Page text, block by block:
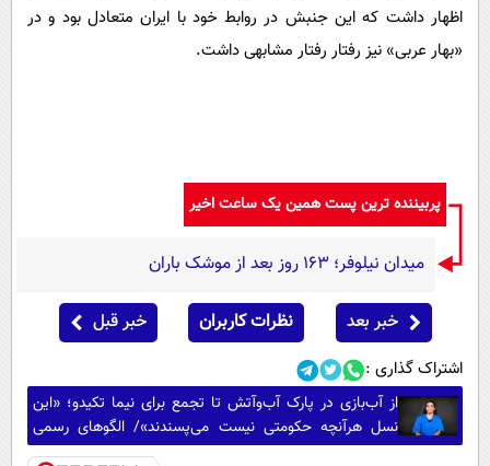
اظهار داشت که این جنبش در روابط خود با ایران متعادل بود و در
«بهار عربی» نیز رفتار رفتار مشابهی داشت.
پربیننده ترین پست همین یک ساعت اخیر
میدان نیلوفر؛ ۱۶۳ روز بعد از موشک باران
خبر بعد نظرات کاربران خبر قبل
اشتراک گذاری :
از آب‌بازی در پارک آب‌وآتش تا تجمع برای نیما تکیدو؛ «این
نسل هرآنچه حکومتی نیست می‌پسندند»/ الگوهای رسمی
دیگر مرجع نیستند/ یقه نوجوان‌ها را نگیرید!